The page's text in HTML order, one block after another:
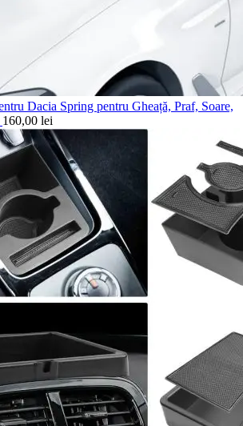
Dacia Spring pentru Gheață, Praf, Soare,
160,00 lei